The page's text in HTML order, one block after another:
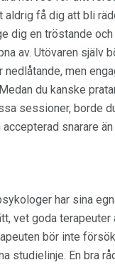
aldrig få dig att bli
dig en tröstande och
av. Utövaren själv
men
du kanske
sessioner, borde
snarare
har sina
vet goda terapeuter
bör inte
studielinje. En bra